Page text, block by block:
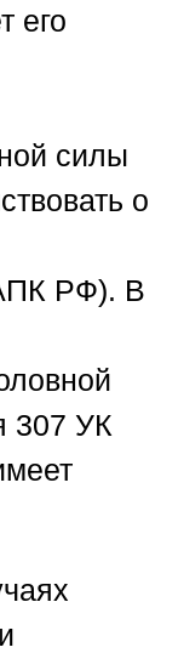
его
силы
о
РФ). В
307 УК